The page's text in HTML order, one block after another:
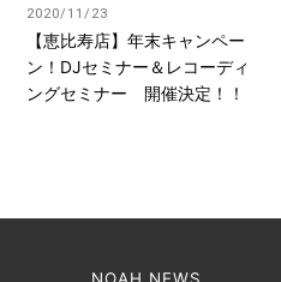
2020/11/23
【恵比寿店】年末キャンペー
ン！DJセミナー＆レコーディ
ングセミナー 開催決定！！